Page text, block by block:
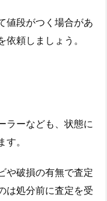
値段がつく場合があ
頼しましょう。
ラーなども、状態に
。
や破損の有無で査定
は処分前に査定を受